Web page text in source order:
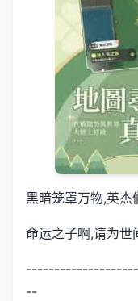
黑暗笼罩万物,英杰
命运之子啊,请为世
--